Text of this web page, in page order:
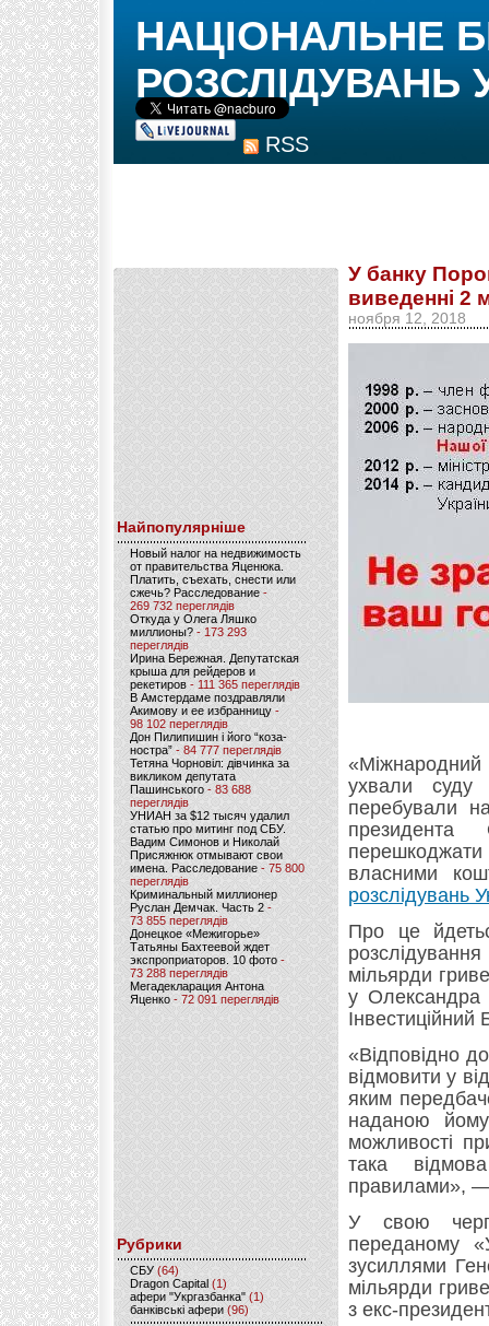
RSS
НАЦІОНАЛЬНЕ
РОЗСЛІДУВАНЬ
Найпопулярніше
Новый налог на недвижимость
от правительства Яценюка.
Платить, съехать, снести или
сжечь? Расследование-
269 732 переглядів
Откуда у Олега Ляшко
миллионы? - 173 293
переглядів
Ирина Бережная. Депутатская
крыша для рейдеров и
рекетиров - 111 365 переглядів
В Амстердаме поздравляли
Акимову и ее избранницу -
98 102 переглядів
Дон Пилипишин і його “коза-
ностра” - 84 777 переглядів
Тетяна Чорновіл: дівчинка за
викликом депутата
Пашинського- 83 688
переглядів
УНИАН за $12 тысяч удалил
статью про митинг под СБУ.
Вадим Симонов и Николай
Присяжнюк отмывают свои
имена. Расследование - 75 800
переглядів
Криминальный миллионер
Руслан Демчак. Часть 2-
73 855 переглядів
Донецкое «Межигорье»
Татьяны Бахтеевой ждет
экспроприаторов. 10 фото -
73 288 переглядів
Мегадекларация Антона
Яценко - 72 091 переглядів
Рубрики
CБУ (64)
Dragon Capital (1)
афери "Укргазбанка" (1)
банківські афери (96)
У банку
виведенні 2
ноября 12, 2018
«Міжнародний
ухвали суду
перебували
власними
розслідувань
Про це
мільярди
у Олександра
«Відповідно
відмовити у
яким
наданою
можливості
така
правилами», —
У свою
переданому
зусиллями
мільярди
з екс-